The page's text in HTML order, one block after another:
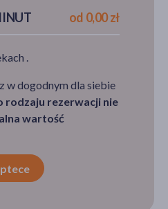
od 0,00 zł
.
w dogodnym dla siebie
rodzaju rezerwacji nie
wartość